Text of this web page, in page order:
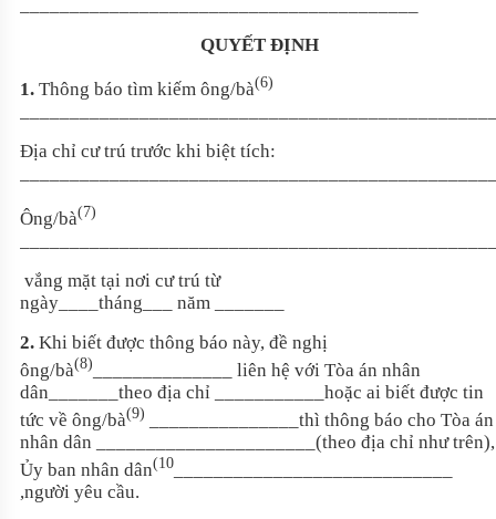
QUYẾT ĐỊNH
1. Thông báo tìm kiếm ông/bà(6)
Địa chỉ cư trú trước khi biệt tích:
Ông/bà(7)
vắng mặt tại nơi cư trú từ
ngày____tháng___ năm _______
2. Khi biết được thông báo này, đề nghị
ông/bà(8)
______________ liên hệ với Tòa án nhân
dân_______theo địa chỉ ___________hoặc ai biết được tin
tức về ông/bà(9)
_______________thì thông báo cho Tòa án
nhân dân ______________________(theo địa chỉ như trên),
Ủy ban nhân dân(10
,người yêu cầu.